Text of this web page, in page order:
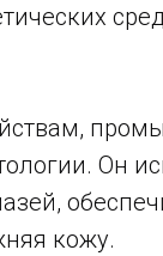
Он
кожу.